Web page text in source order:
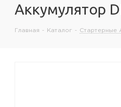
Аккумулятор
Главная - Каталог - Стартерные